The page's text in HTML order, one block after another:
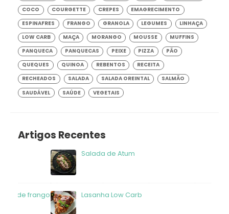
BRÓCOLOS
CAMARÃO CANELA CARIL
CHOCOLATE
COCO
COURGETTE CREPES
EMAGRECIMENTO
ESPINAFRES
FRANGO GRANOLA LEGUMES
LINHAÇA
LOW CARB
MAÇA MORANGO MOUSSE
MUFFINS
PANQUECA
PANQUECAS PEIXE PIZZA
QUEQUES
QUINOA REBENTOS
RECEITA
RECHEADOS
SALADA SALADA OREINTAL
Artigos Recentes
Salada de Atum
Lasanha Low Carb